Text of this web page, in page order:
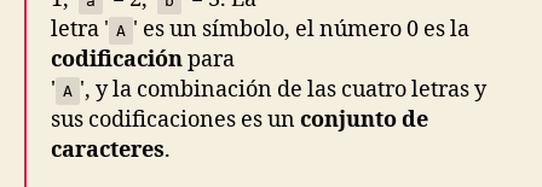
letra ' A ' es un símbolo, el número 0 es la
codificaciónpara
' A ', y la combinación de las cuatro letras y
sus codificaciones es unconjunto de
caracteres.